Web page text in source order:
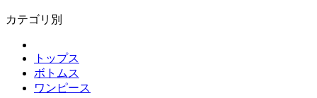
カテゴリ別
トップス
ボトムス
ワンピース